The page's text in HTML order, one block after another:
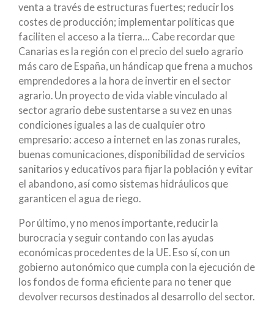
venta a través de estructuras fuertes; reducir los
costes de producción; implementar políticas que
faciliten el acceso a la tierra… Cabe recordar que
Canarias es la región con el precio del suelo agrario
más caro de España, un hándicap que frena a muchos
emprendedores a la hora de invertir en el sector
agrario. Un proyecto de vida viable vinculado al
sector agrario debe sustentarse a su vez en unas
condiciones iguales a las de cualquier otro
empresario: acceso a internet en las zonas rurales,
buenas comunicaciones, disponibilidad de servicios
sanitarios y educativos para fijar la población y evitar
el abandono, así como sistemas hidráulicos que
garanticen el agua de riego.
Por último, y no menos importante, reducir la
burocracia y seguir contando con las ayudas
económicas procedentes de la UE. Eso sí, con un
gobierno autonómico que cumpla con la ejecución de
los fondos de forma eficiente para no tener que
devolver recursos destinados al desarrollo del sector.